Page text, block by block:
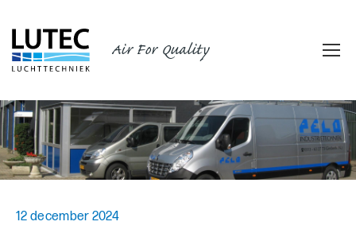
Air For Quality
12 december 2024